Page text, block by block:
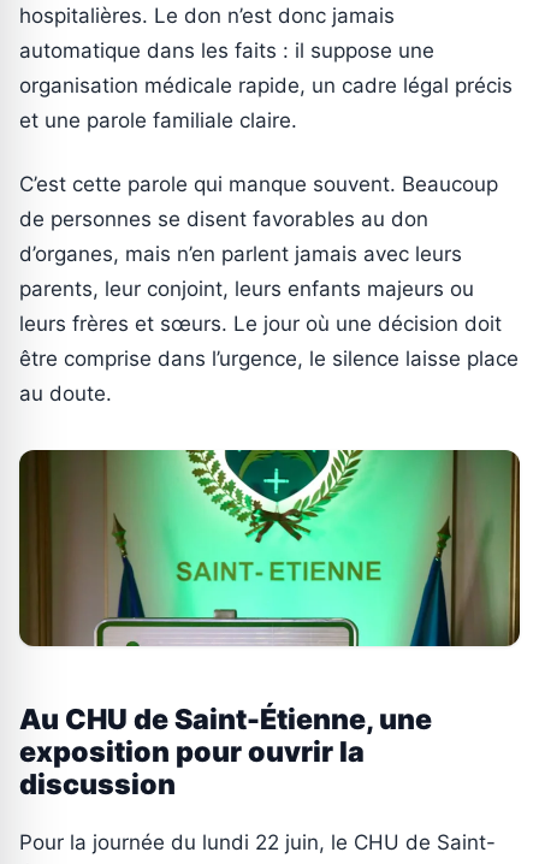
hospitalières. Le don n’est donc jamais
automatique dans les faits : il suppose une
organisation médicale rapide, un cadre légal précis
et une parole familiale claire.
C’est cette parole qui manque souvent. Beaucoup
de personnes se disent favorables au don
d’organes, mais n’en parlent jamais avec leurs
parents, leur conjoint, leurs enfants majeurs ou
leurs frères et sœurs. Le jour où une décision doit
être comprise dans l’urgence, le silence laisse place
au doute.
Au CHU de Saint-Étienne, une
exposition pour ouvrir la
discussion
Pour la journée du lundi 22 juin, le CHU de Saint-